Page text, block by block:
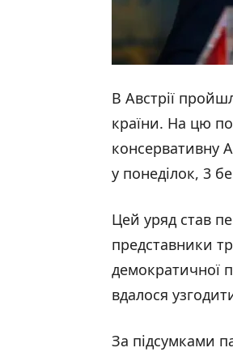
В Австрії
країни. На цю
консервативну
у понеділок, 3
Цей уряд став
представники
демократичної
вдалося
За підсумками